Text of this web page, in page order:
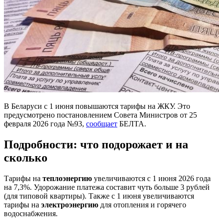
В Беларуси с 1 июня повышаются тарифы на ЖКУ. Это
предусмотрено постановлением Совета Министров от 25
февраля 2026 года №93, сообщает БЕЛТА.
Подробности: что подорожает и на
сколько
Тарифы на теплоэнергию увеличиваются с 1 июня 2026 года
на 7,3%. Удорожание платежа составит чуть больше 3 рублей
(для типовой квартиры). Также с 1 июня увеличиваются
тарифы на электроэнергию для отопления и горячего
водоснабжения.